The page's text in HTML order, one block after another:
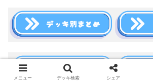
メニュー デッキ検索 シェア